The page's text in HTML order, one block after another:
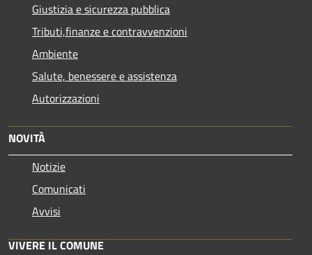
Giustizia e sicurezza pubblica
Tributi,finanze e contravvenzioni
Ambiente
Salute, benessere e assistenza
Autorizzazioni
NOVITÀ
Notizie
Comunicati
Avvisi
VIVERE IL COMUNE